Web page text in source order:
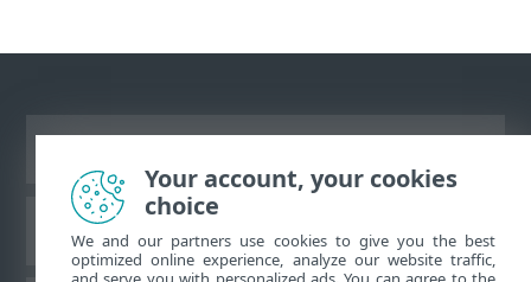
Base de conhecimento da ESET
Your account, your cookies
choice
We and our partners use cookies to give you the best
optimized online experience, analyze our website traffic,